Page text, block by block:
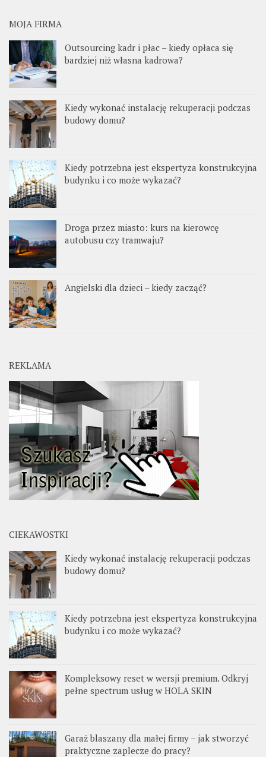
MOJA FIRMA
Outsourcing kadr i płac – kiedy opłaca się
bardziej niż własna kadrowa?
Kiedy wykonać instalację rekuperacji podczas
budowy domu?
Kiedy potrzebna jest ekspertyza konstrukcyjna
budynku i co może wykazać?
Droga przez miasto: kurs na kierowcę
autobusu czy tramwaju?
Angielski dla dzieci – kiedy zacząć?
REKLAMA
CIEKAWOSTKI
Kiedy wykonać instalację rekuperacji podczas
budowy domu?
Kiedy potrzebna jest ekspertyza konstrukcyjna
budynku i co może wykazać?
Kompleksowy reset w wersji premium. Odkryj
pełne spectrum usług w HOLA SKIN
Garaż blaszany dla małej firmy – jak stworzyć
praktyczne zaplecze do pracy?